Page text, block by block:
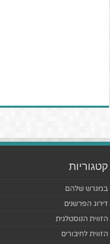
קטגוריות
במגרש שלהם
דירוג הפרשנים
הזווית הנוסטלגית
הזווית לחיבורים